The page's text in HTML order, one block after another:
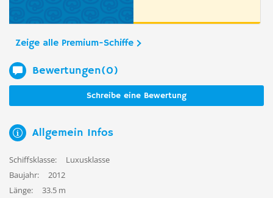
Zeige alle Premium-Schiffe
Bewertungen(0)
Schreibe eine Bewertung
Allgemein Infos
Schiffsklasse:
Luxusklasse
Baujahr:
2012
Länge:
33.5 m